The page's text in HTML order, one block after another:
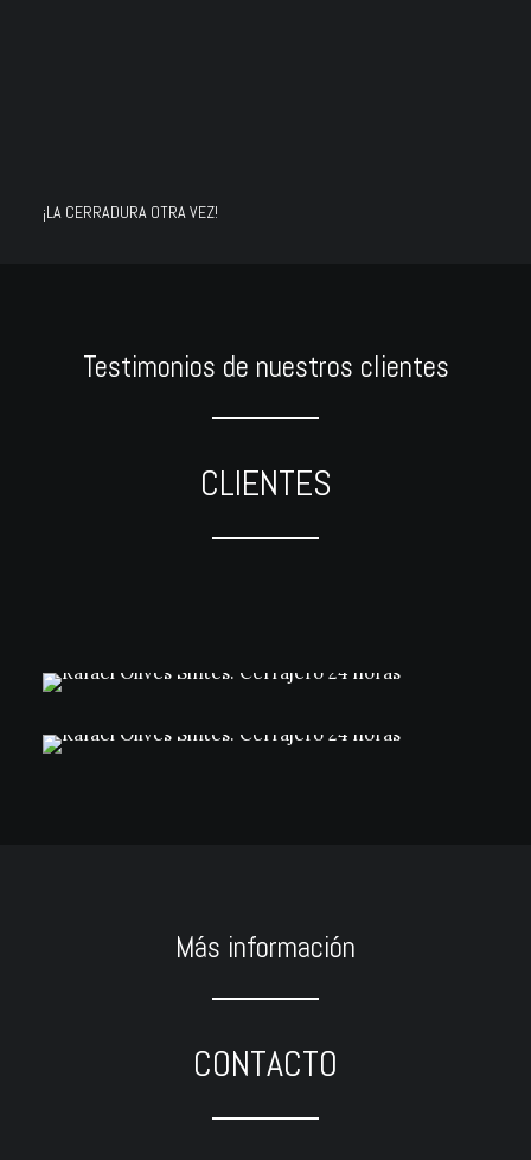
¡LA CERRADURA OTRA VEZ!
Testimonios de nuestros clientes
CLIENTES
Más información
CONTACTO